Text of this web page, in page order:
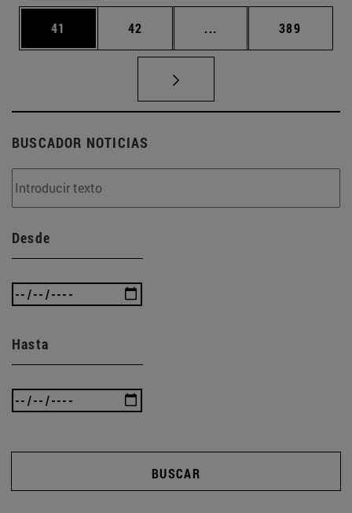
Página
41 Página
42 ... Páginas intermedias
Página
389
BUSCADOR NOTICIAS
Desde
Hasta
BUSCAR